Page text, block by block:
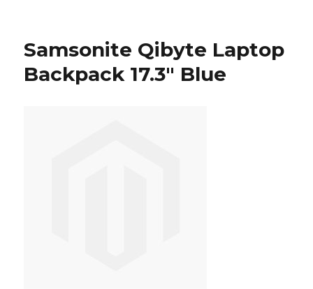
Samsonite Qibyte Laptop
Backpack 17.3″ Blue